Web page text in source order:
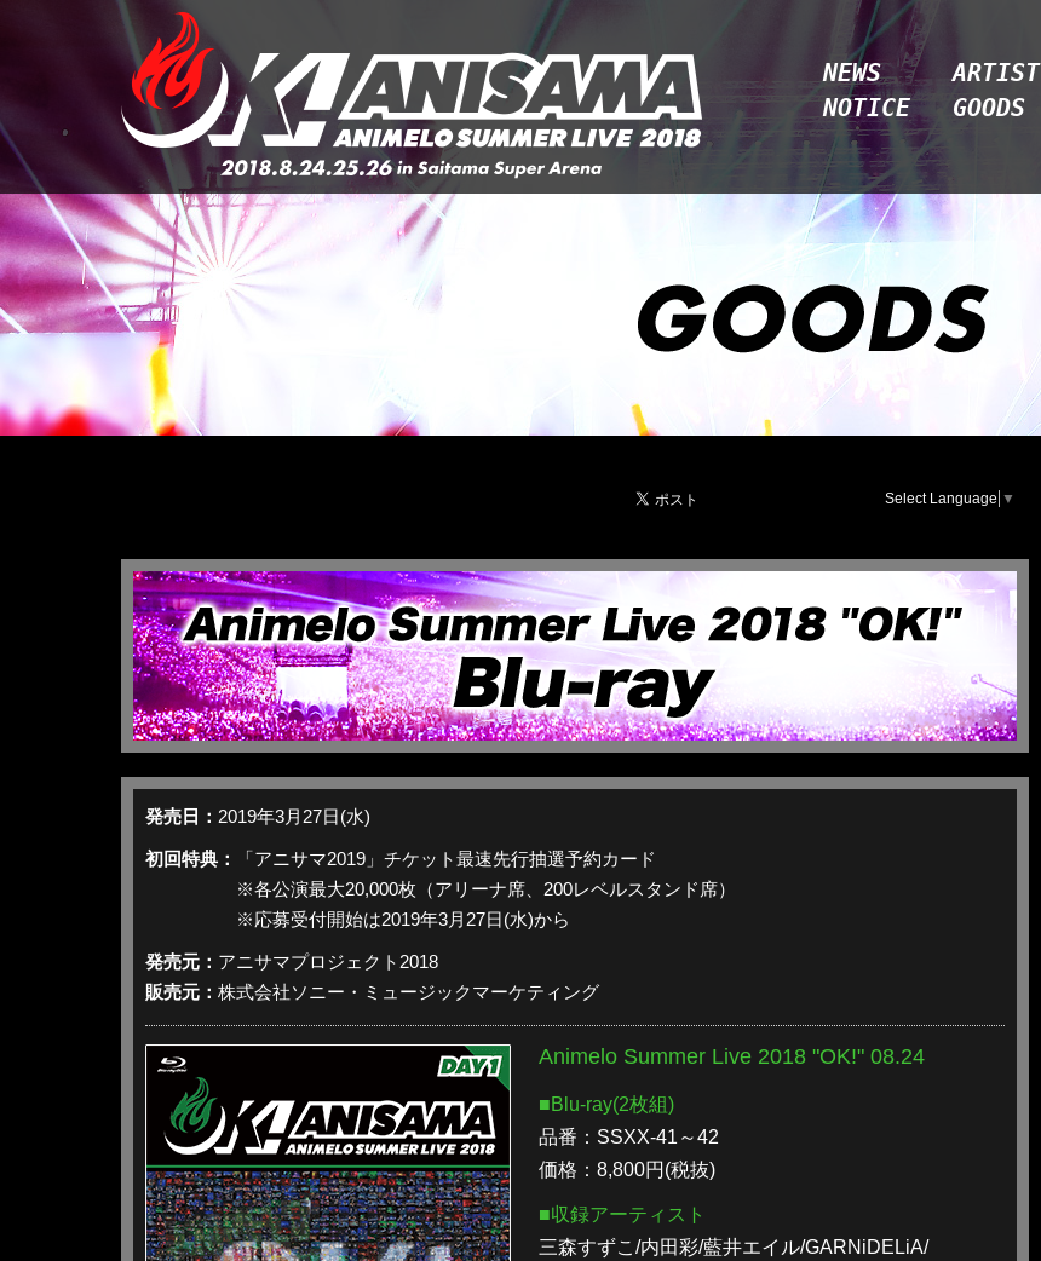
NEWS
NOTICE
ARTIST
GOODS
Select Language ▼
発売日： 2019年3月27日(水)
初回特典：
「アニサマ2019」チケット最速先行抽選予約カード
※各公演最大20,000枚（アリーナ席、200レベルスタンド席）
※応募受付開始は2019年3月27日(水)から
発売元： アニサマプロジェクト2018
販売元： 株式会社ソニー・ミュージックマーケティング
Animelo Summer Live 2018 "OK!" 08.24
■Blu-ray(2枚組)
品番：SSXX-41～42
価格：8,800円(税抜)
■収録アーティスト
三森すずこ/内田彩/藍井エイル/GARNiDELiA/